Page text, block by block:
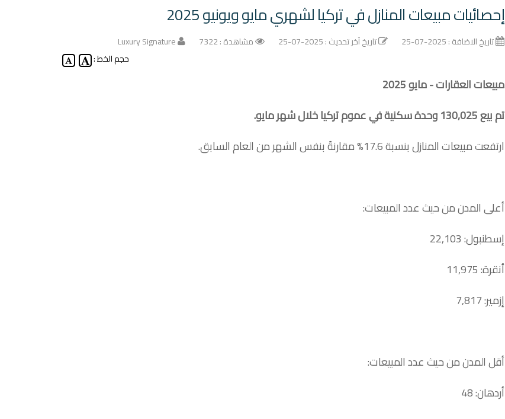
إحصائيات مبيعات المنازل في تركيا لشهري مايو ويونيو 2025
تاريخ الاضافة : 2025-07-25 تاريخ آخر تحديث : 2025-07-25 مشاهدة : 7322
حجم الخط :
مبيعات العقارات - مايو 2025
تم بيع 130,025 وحدة سكنية في عموم تركيا خلال شهر مايو
.
ارتفعت مبيعات المنازل بنسبة 17.6% مقارنةً بنفس الشهر من العام السابق.
أعلى المدن من حيث عدد المبيعات:
إسطنبول: 22,103
أنقرة: 11,975
إزمير: 7,817
أقل المدن من حيث عدد المبيعات:
أردهان: 48